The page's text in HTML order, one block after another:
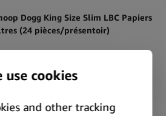
Dogg King Size Slim LBC Papiers
(24 pièces/présentoir)
price